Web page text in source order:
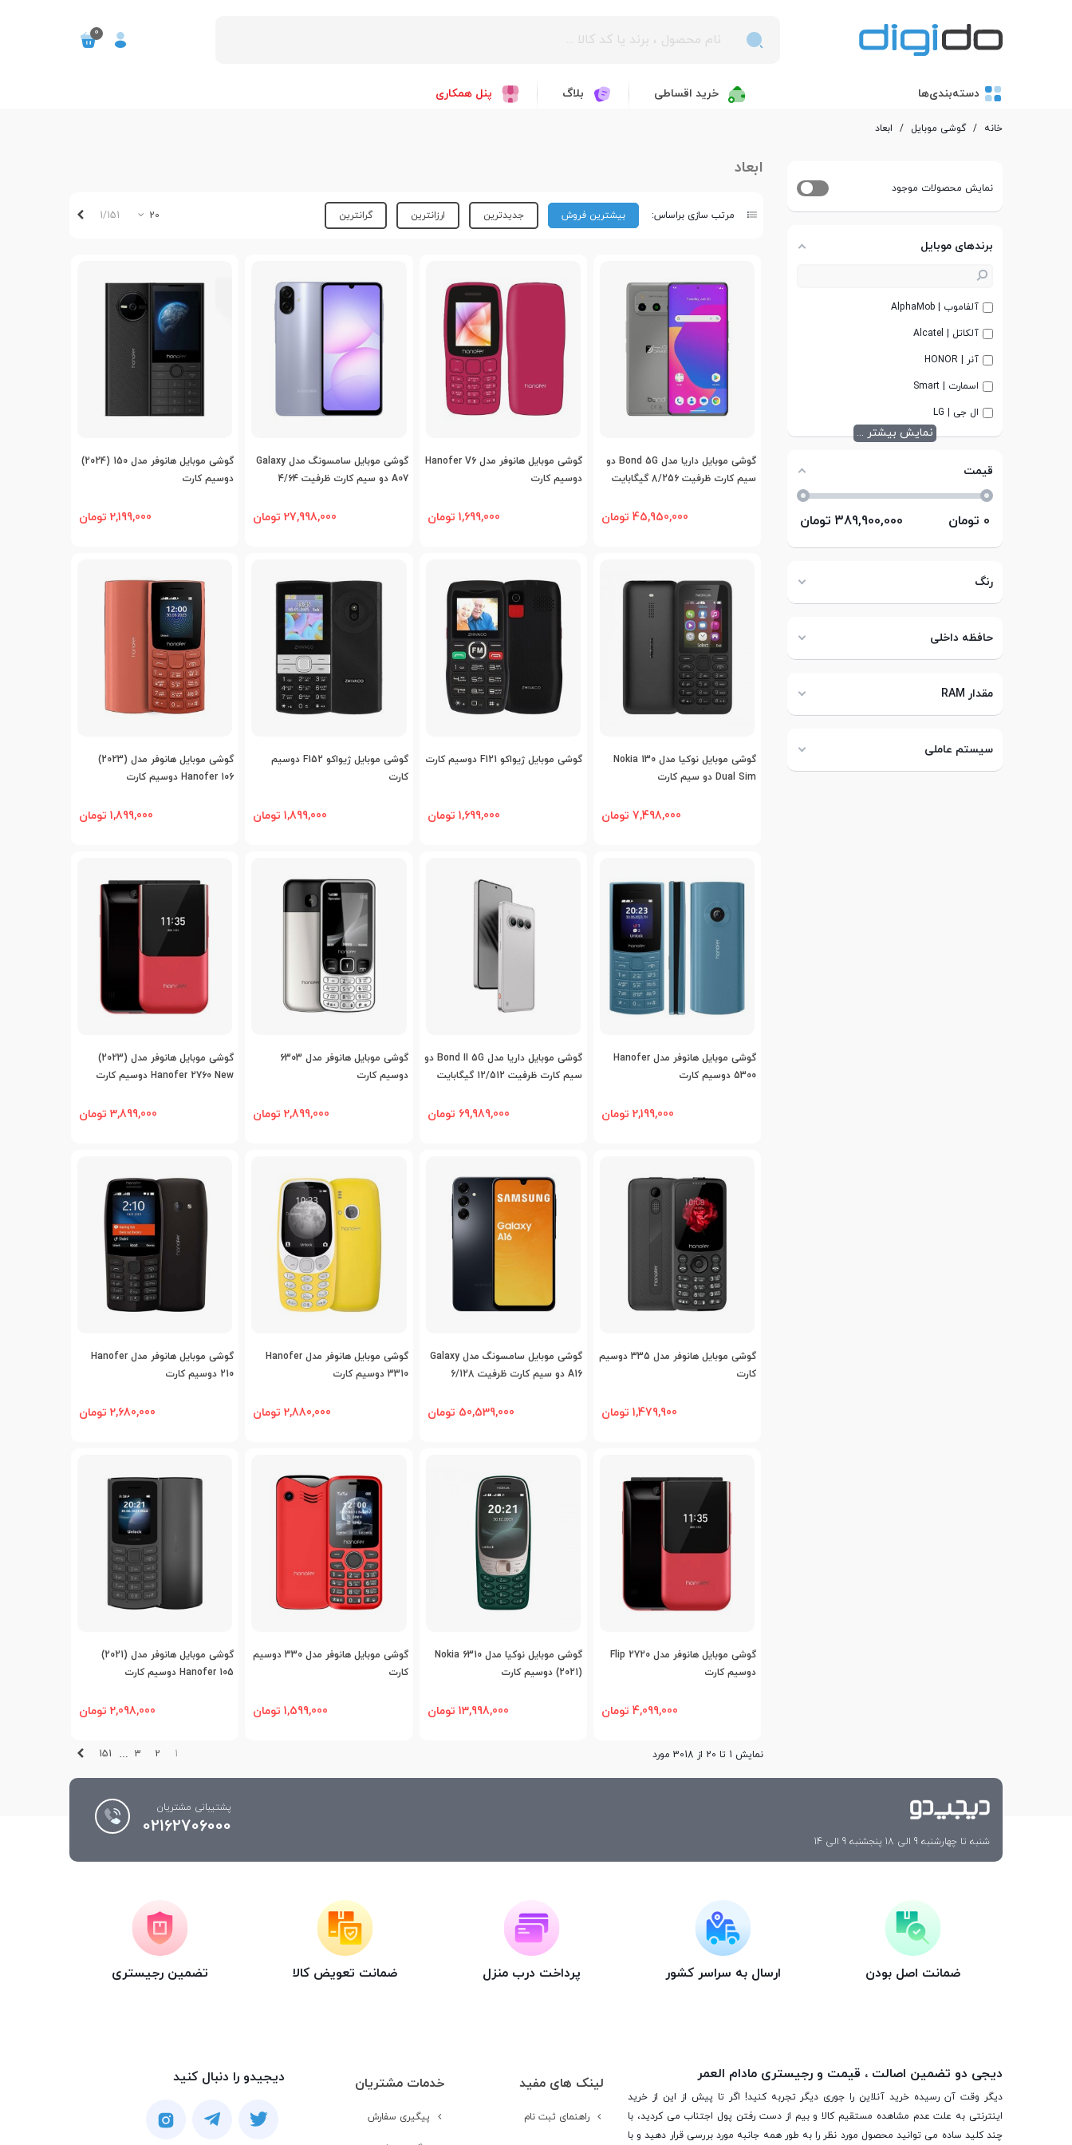
0
دسته‌بندی‌ها خرید اقساطی بلاگ پنل همکاری
خانه / گوشی موبایل / ابعاد
نمایش محصولات موجود
برندهای موبایل
آلفاموب | AlphaMob
آلکاتل | Alcatel
آنر | HONOR
اسمارت | Smart
ال جی | LG
نمایش بیشتر ...
قیمت
0 تومان 389,900,000 تومان
رنگ
حافظه داخلی
مقدار RAM
سیستم عاملی
ابعاد
مرتب سازی براساس: بیشترین فروش جدیدترین ارزانترین گرانترین 20
1/151
اضافه به مقایسه
گوشی موبایل داریا مدل Bond 5G دو
سیم کارت ظرفیت 8/256 گیگابایت
45,950,000 تومان
اضافه به مقایسهگوشی موبایل هانوفر مدل Hanofer V6
دوسیم کارت
1,699,000 تومان
اضافه به مقایسه گوشی موبایل سامسونگ مدل Galaxy
A07 دو سیم کارت ظرفیت 4/64
27,998,000 تومان
اضافه به مقایسه
گوشی موبایل هانوفر مدل 150 (2024)
دوسیم کارت
2,199,000 تومان
اضافه به مقایسهگوشی موبایل نوکیا مدل Nokia 130
Dual Sim دو سیم کارت
7,498,000 تومان
اضافه به مقایسهگوشی موبایل ژیواکو F121 دوسیم کارت
1,699,000 تومان
اضافه به مقایسهگوشی موبایل ژیواکو F152 دوسیم
کارت
1,899,000 تومان
اضافه به مقایسه
گوشی موبایل هانوفر مدل (2023)
Hanofer 106 دوسیم کارت
1,899,000 تومان
اضافه به مقایسهگوشی موبایل هانوفر مدل Hanofer
5300 دوسیم کارت
2,199,000 تومان
اضافه به مقایسه
گوشی موبایل داریا مدل Bond II 5G دو
سیم کارت ظرفیت 12/512 گیگابایت
69,989,000 تومان
اضافه به مقایسهگوشی موبایل هانوفر مدل 6303
دوسیم کارت
2,899,000 تومان
اضافه به مقایسه
گوشی موبایل هانوفر مدل (2023)
Hanofer 2760 New دوسیم کارت
3,899,000 تومان
اضافه به مقایسه
گوشی موبایل هانوفر مدل 335 دوسیم
کارت
1,479,900 تومان
اضافه به مقایسه گوشی موبایل سامسونگ مدل Galaxy
A16 دو سیم کارت ظرفیت 6/128
50,539,000 تومان
اضافه به مقایسهگوشی موبایل هانوفر مدل Hanofer
3310 دوسیم کارت
2,880,000 تومان
اضافه به مقایسهگوشی موبایل هانوفر مدل Hanofer
210 دوسیم کارت
2,680,000 تومان
اضافه به مقایسه
گوشی موبایل هانوفر مدل 2720 Flip
دوسیم کارت
4,099,000 تومان
اضافه به مقایسهگوشی موبایل نوکیا مدل Nokia 6310
(2021) دوسیم کارت
13,998,000 تومان
اضافه به مقایسه
گوشی موبایل هانوفر مدل 330 دوسیم
کارت
1,599,000 تومان
اضافه به مقایسه
گوشی موبایل هانوفر مدل (2021)
Hanofer 105 دوسیم کارت
2,098,000 تومان
نمایش 1 تا 20 از 3018 مورد 1
2
3
…
151
شنبه تا چهارشنبه 9 الی 18 پنجشنبه 9 الی 14
پشتیبانی مشتریان
02162706000
ضمانت اصل بودن ارسال به سراسر کشور پرداخت درب منزل ضمانت تعویض کالا تضمین رجیستری
دیجی دو تضمین اصالت ، قیمت و رجیستری مادام العمر
دیگر وقت آن رسیده خرید آنلاین را جوری دیگر تجربه کنید! اگر تا پیش از این از خرید
اینترنتی به علت عدم مشاهده مستقیم کالا و بیم از دست رفتن پول اجتناب می کردید، با
چند کلید ساده می توانید محصول مورد نظر را به طور همه جانبه مورد بررسی قرار دهید و با
لینک های مفید
راهنمای ثبت نام
خدمات مشتریان
پیگیری سفارش
دیجیدو را دنبال کنید